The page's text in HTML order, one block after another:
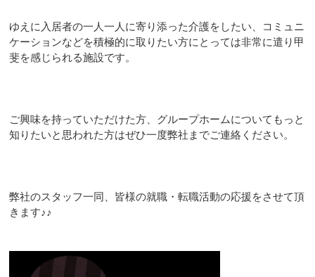
ゆえに入居者の一人一人に寄り添った介護をしたい、コミュニ
ケーションなどを積極的に取りたい方にとっては非常に遣り甲
斐を感じられる施設です。
ご興味を持っていただけた方、グループホームについてもっと
知りたいと思われた方はぜひ一度弊社までご連絡ください。
弊社のスタッフ一同、皆様の就職・転職活動の応援をさせて頂
きます♪♪